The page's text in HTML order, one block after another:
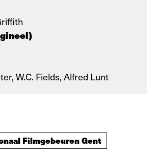
W.C. Fields, Alfred Lunt
Filmgebeuren Gent